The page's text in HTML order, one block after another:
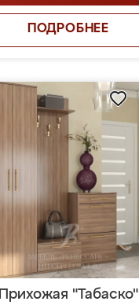
ПОДРОБНЕЕ
Прихожая "Табаско"